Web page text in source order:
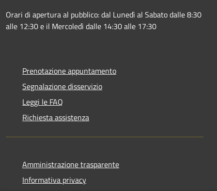
Orari di apertura al pubblico: dal Lunedì al Sabato dalle 8:30
alle 12:30 e il Mercoledì dalle 14:30 alle 17:30
Prenotazione appuntamento
Segnalazione disservizio
Leggi le FAQ
Richiesta assistenza
Amministrazione trasparente
Informativa privacy